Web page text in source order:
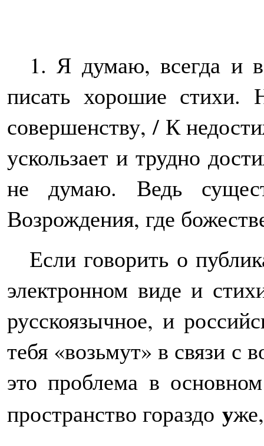
1. Я думаю, всегда и
писать хорошие
совершенству, / К
ускользает и трудно
не думаю. Ведь
Возрождения, где
Если говорить о
электронном виде и
русскоязычное, и
тебя «возьмут» в связи
это проблема в
пространство гораздо у